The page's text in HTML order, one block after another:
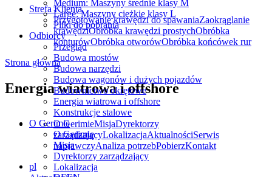
Medium: Maszyny średnie klasy M
Large: Maszyny ciężkie klasy L
Pliki do pobrania
Odbiorcy
Przegląd
Budowa mostów
Budowa narzędzi
Budowa wagonów i dużych pojazdów
Budownictwo okrętowe
Energia wiatrowa i offshore
Konstrukcje stalowe
O Gerimie
O Gerimie
Misja
Dyrektorzy zarządzający
Lokalizacja
Strefa Klienta
Przygotowanie krawędzi do spawaniaZaokrąglanie
krawędziObróbka krawędzi prostychObróbka
konturówObróbka otworówObróbka końcówek rur
Strona główna
Energia wiatrowa i offshore
O GerimieMisjaDyrektorzy
zarządzającyLokalizacjaAktualnościSerwis
naprawczyAnaliza potrzebPobierzKontakt
pl